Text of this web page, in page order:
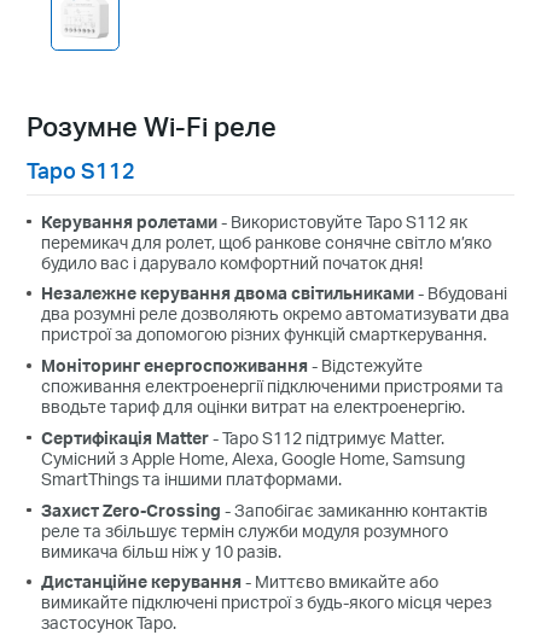
Розумне Wi-Fi реле
Tapo S112
Керування ролетами- Використовуйте Tapo S112 як
перемикач для ролет, щоб ранкове сонячне світло м’яко
будило вас і дарувало комфортний початок дня!
Незалежне керування двома світильниками- Вбудовані
два розумні реле дозволяють окремо автоматизувати два
пристрої за допомогою різних функцій смарткерування.
Моніторинг енергоспоживання- Відстежуйте
споживання електроенергії підключеними пристроями та
вводьте тариф для оцінки витрат на електроенергію.
Сертифікація Matter- Tapo S112 підтримує Matter.
Сумісний з Apple Home, Alexa, Google Home, Samsung
SmartThings та іншими платформами.
Захист Zero-Crossing - Запобігає замиканню контактів
реле та збільшує термін служби модуля розумного
вимикача більш ніж у 10 разів.
Дистанційне керування- Миттєво вмикайте або
вимикайте підключені пристрої з будь-якого місця через
застосунок Tapo.